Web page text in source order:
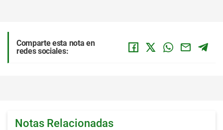
Comparte esta nota en
redes sociales:
Notas Relacionadas